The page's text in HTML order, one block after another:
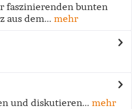
faszinierenden bunten
aus dem... mehr
und diskutieren... mehr